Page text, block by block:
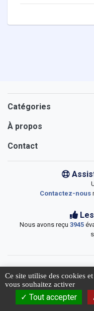
un jour
Catégories
À propos
Contact
Contactez-nous
Nous avons reçu 3945
©
Ce site utilise des cookies
vous souhaitez activer
Tout accepter